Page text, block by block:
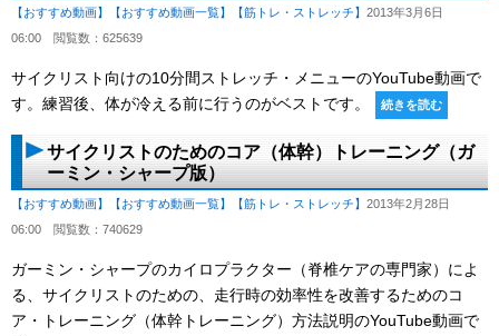
【おすすめ動画】 【おすすめ動画一覧】 【筋トレ・ストレッチ】 2013年3月6日
06:00 閲覧数：625639
サイクリスト向けの10分間ストレッチ・メニューのYouTube動画で
す。練習後、体が冷える前に行うのがベストです。
続きを読む
サイクリストのためのコア（体幹）トレーニング（ガ
ーミン・シャープ版）
【おすすめ動画】 【おすすめ動画一覧】 【筋トレ・ストレッチ】 2013年2月28日
06:00 閲覧数：740629
ガーミン・シャープのカイロプラクター（脊椎ケアの専門家）によ
る、サイクリストのための、走行時の効率性を改善するためのコ
ア・トレーニング（体幹トレーニング）方法説明のYouTube動画で